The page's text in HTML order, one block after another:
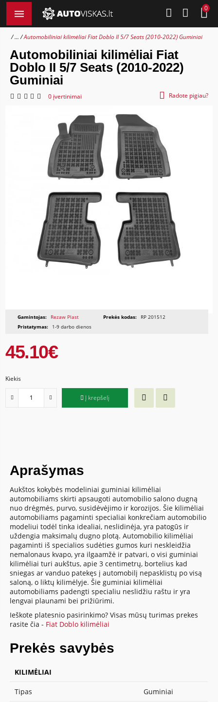
0
... Automobiliniai kilimėliai Fiat Doblo II 5/7 Seats (2010-2022) Guminiai
Automobiliniai kilimėliai Fiat
Doblo II 5/7 Seats (2010-2022)
Guminiai
0 įvertinimai Radote pigiau?
Gamintojas: Rezaw Plast Prekės kodas:
RP 201512
Pristatymas:
1-9 darbo dienos
45.10€
Kiekis
Į krepšelį
Aprašymas
Aukštos kokybės modeliniai guminiai kilimėliai
automobiliams skirti apsaugoti automobilio salono dugną
nuo drėgmės, purvo, susidėvėjimo ir korozijos. Šie kilimėliai
automobiliams pagaminti specialiai konkrečiam automobilio
modeliui todėl tinka idealiai, neslidinėja, yra patogūs ir
uždengia maksimalų dugno plotą. Automobilio kilimėliai
pagaminti iš specialios sudėties gumos kuri neskleidžia
nemalonaus kvapo, yra ilgaamžė ir patvari, o visi guminiai
kilimėliai turi aukštus, apie 3 centimetrų, bortelius kad
sniegas ar vanduo patekęs į automobilį nepasklistų po visą
saloną, o liktų kilimėlyje. Šie guminiai kilimėliai
automobiliams padengti specialiu neslidžiu raštu ir yra
lengvai plaunami bei prižiūrimi.
Ieškote platesnio pasirinkimo? Visas mūsų turimas prekes
rasite čia - Fiat Doblo kilimėliai
Prekės savybės
KILIMĖLIAI
Tipas Guminiai